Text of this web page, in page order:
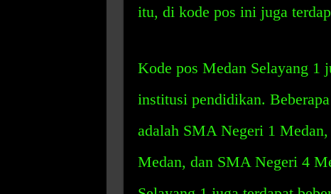
itu, di kode pos ini juga
Kode pos Medan Selayang 1
institusi pendidikan.
adalah SMA Negeri 1
Medan, dan SMA Negeri 4